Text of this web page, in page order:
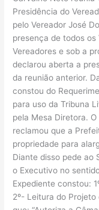
Presidência do
pelo Vereador José
presença de todos os
Vereadores e sob a
declarou aberta a
da reunião anterior.
constou do
para uso da Tribuna
pela Mesa Diretora.
reclamou que a
propriedade para
Diante disso pede ao
o Executivo no
Expediente constou:
2º- Leitura do